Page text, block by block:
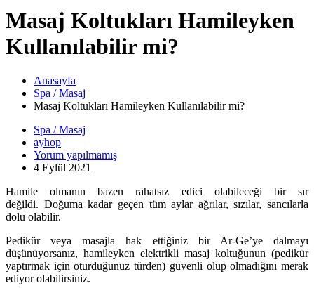
Masaj Koltukları Hamileyken
Kullanılabilir mi?
Anasayfa
Spa / Masaj
Masaj Koltukları Hamileyken Kullanılabilir mi?
Spa / Masaj
ayhop
Yorum yapılmamış
4 Eylül 2021
Hamile olmanın bazen rahatsız edici olabileceği bir sır
değildi. Doğuma kadar geçen tüm aylar ağrılar, sızılar, sancılarla
dolu olabilir.
Pedikür veya masajla hak ettiğiniz bir Ar-Ge’ye dalmayı
düşünüyorsanız, hamileyken elektrikli masaj koltuğunun (pedikür
yaptırmak için oturduğunuz türden) güvenli olup olmadığını merak
ediyor olabilirsiniz.